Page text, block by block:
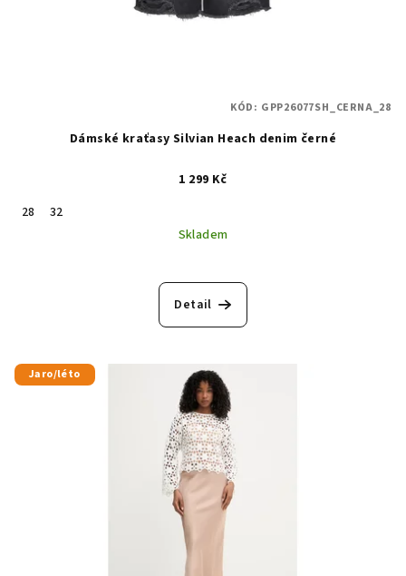
Dámské kraťasy Silvian Heach denim černé
1 299 Kč
28
32
Skladem
Detail
KÓD: GPP26077SH_CERNA_28
Jaro/léto